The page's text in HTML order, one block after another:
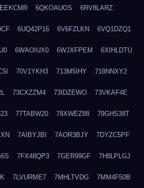
6QKOAUOS 6RV8LARZ
6UQ42P16 6V6FZLKN 6VQ1DZQ1
6WAOIUX0 6WJXFPEM 6XIHLDTU
70V1YKH3 713M5IHY 718NNXY2
73CXZZM4 73IDZEWO 73VKAF4E
77TABW20 78XWEZ88 79GHS38T
7AIBYJBI 7AOR3BJY 7DYZC5PF
7FX48QP3 7GER99GF 7H8LPLGJ
7LVURME7 7MHLTVDG 7MM4F50B